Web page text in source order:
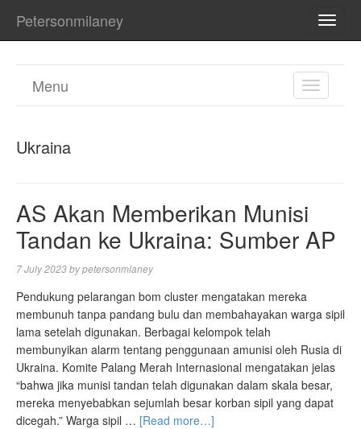
Petersonmilaney
TOGGLE
Menu
Ukraina
AS Akan Memberikan Munisi
Tandan ke Ukraina: Sumber AP
7 July 2023bypetersonmlaney
Pendukung pelarangan bom cluster mengatakan mereka
membunuh tanpa pandang bulu dan membahayakan warga sipil
lama setelah digunakan. Berbagai kelompok telah
membunyikan alarm tentang penggunaan amunisi oleh Rusia di
Ukraina. Komite Palang Merah Internasional mengatakan jelas
“bahwa jika munisi tandan telah digunakan dalam skala besar,
mereka menyebabkan sejumlah besar korban sipil yang dapat
dicegah.” Warga sipil … [Read more…]